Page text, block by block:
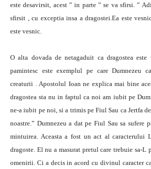
este desavirsit, acest ” in parte ” se va sfirsi. ”
sfirsit , cu exceptia insa a dragostei.Ea este
este vesnic.
O alta dovada de netagaduit ca dragostea
pamintesc este exemplul pe care Dumnezeu
creaturii . Apostolul Ioan ne explica mai bine
dragostea sta nu in faptul ca noi am iubit pe
ne-a iubit pe noi, si a trimis pe Fiul Sau ca Jertfa
noastre.” Dumnezeu a dat pe Fiul Sau sa sufere
mintuirea. Aceasta a fost un act al caracterului
dragoste. El nu a masurat pretul care trebuie sa-L
omenirii. Ci a decis in acord cu divinul caracter